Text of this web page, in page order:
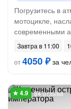
Погрузитесь в
мотоцикле,
современными
Завтра в 11:00
от4050 ₽за
84 отзыва